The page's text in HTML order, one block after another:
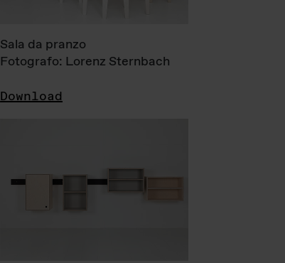
Sala da pranzo
Fotografo: Lorenz Sternbach
Download